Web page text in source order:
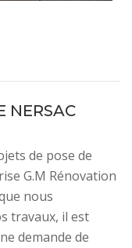
NERSAC
de pose de
G.M Rénovation
nous
travaux, il est
demande de